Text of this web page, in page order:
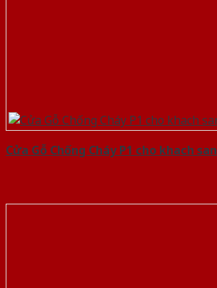
Cửa Gỗ Chống Cháy P1 cho khach san